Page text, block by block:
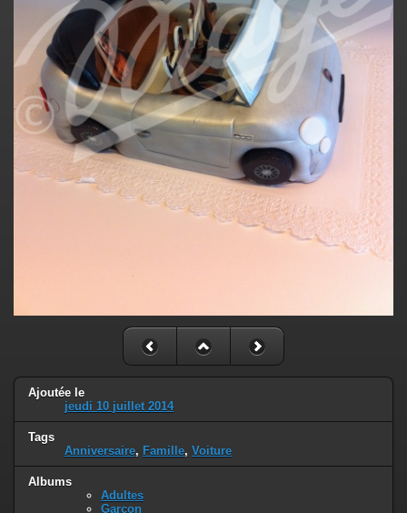
Ajoutée le
jeudi 10 juillet 2014
Tags
Anniversaire, Famille, Voiture
Albums
Adultes
Garçon